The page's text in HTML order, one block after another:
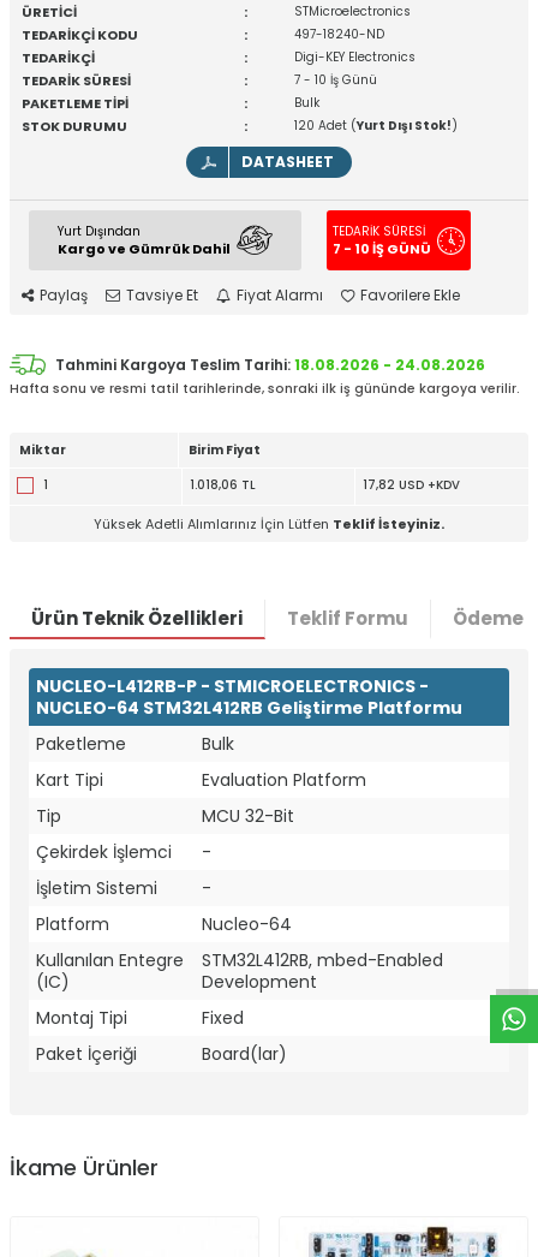
ÜRETİCİ : STMicroelectronics
TEDARİKÇİ KODU : 497-18240-ND
TEDARİKÇİ : Digi-KEY Electronics
TEDARİK SÜRESİ : 7 - 10 İş Günü
PAKETLEME TİPİ : Bulk
STOK DURUMU : 120 Adet (Yurt Dışı Stok!)
DATASHEET
Yurt Dışından
Kargo ve Gümrük Dahil
TEDARİK SÜRESİ
7 - 10 İŞ GÜNÜ
Paylaş Tavsiye Et Fiyat Alarmı Favorilere Ekle
Tahmini Kargoya Teslim Tarihi:18.08.2026 - 24.08.2026
Hafta sonu ve resmi tatil tarihlerinde, sonraki ilk iş gününde kargoya verilir.
Miktar
Birim Fiyat
1
1.018,06 TL 17,82 USD +KDV
Yüksek Adetli Alımlarınız İçin Lütfen Teklif İsteyiniz.
Ürün Teknik Özellikleri Teklif Formu Ödeme
NUCLEO-L412RB-P - STMICROELECTRONICS -
NUCLEO-64 STM32L412RB Geliştirme Platformu
Paketleme
Bulk
Kart Tipi
Evaluation Platform
Tip
MCU 32-Bit
Çekirdek İşlemci
-
İşletim Sistemi
-
Platform
Nucleo-64
Kullanılan Entegre
(IC)
STM32L412RB, mbed-Enabled
Development
Montaj Tipi
Fixed
Paket İçeriği
Board(lar)
İkame Ürünler